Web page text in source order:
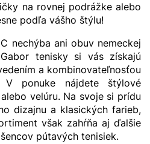
na rovnej podrážke alebo
podľa vášho štýlu!
nechýba ani obuv nemeckej
tenisky si vás získajú
a kombinovateľnosťou
ponuke nájdete štýlové
velúru. Na svoje si prídu
dizajnu a klasických farieb,
však zahŕňa aj ďalšie
pútavých tenisiek.